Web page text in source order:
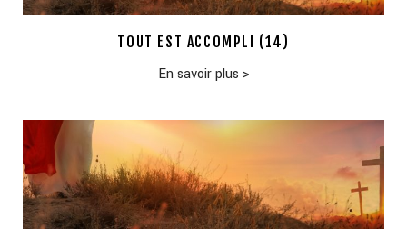
TOUT EST ACCOMPLI (14)
En savoir plus >